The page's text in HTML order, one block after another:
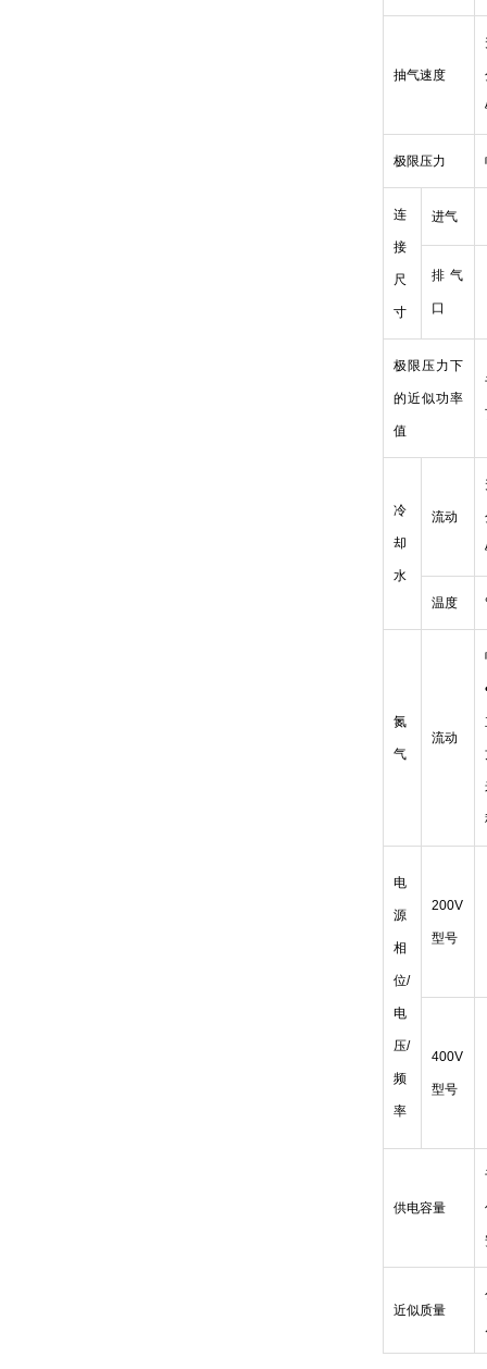
抽气速度
极限压力
连
接
尺
寸
进气
排气
口
极限压力下
的近似功率
值
冷
却
水
流动
温度
氮
气
流动
电
源
相
位/
电
压/
频
率
200V
型号
400V
型号
供电容量
近似质量